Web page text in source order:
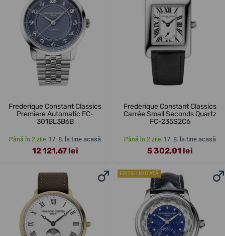
Frederique Constant Classics
Premiere Automatic FC-
301BL3B6B
Până în 2 zile 17. 8. la tine acasă
12 121,67 lei
Frederique Constant Classics
Carrée Small Seconds Quartz
FC-235S2C6
Până în 2 zile 17. 8. la tine acasă
5 302,01 lei
EDIȚIE LIMITATĂ